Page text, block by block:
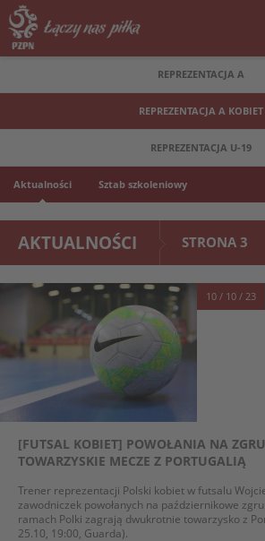
REPREZENTACJA A
REPREZENTACJA A KOBIET
REPREZENTACJA U-19
Aktualności Sztab szkoleniowy
AKTUALNOŚCI STRONA 3
10 / 10 / 23
[FUTSAL KOBIET] POWOŁANIA NA
TOWARZYSKIE MECZE Z PORTUGALIĄ
Trener reprezentacji Polski kobiet w futsalu
zawodniczek powołanych na październikowe
ramach Polki zagrają dwukrotnie towarzysko z
25.10, 19:00, Guarda).